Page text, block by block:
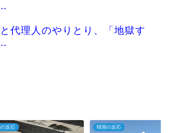
代理人のやりとり、「地獄す
反応 韓国の反応